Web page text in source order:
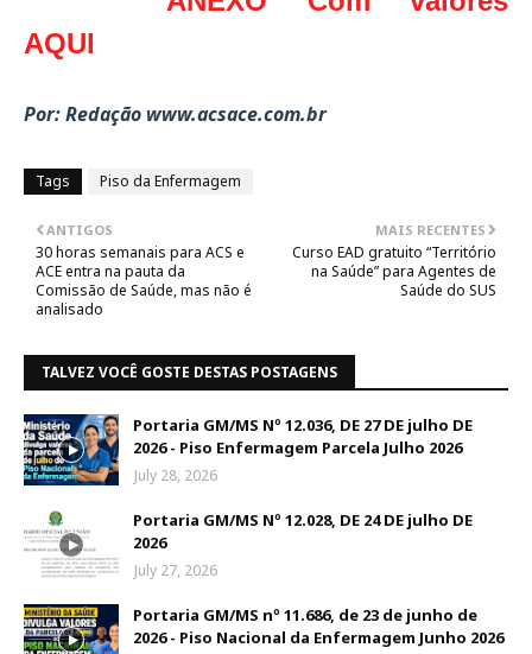
AQUI
Por: Redação www.acsace.com.br
Tags Piso da Enfermagem
MAIS RECENTES
Curso EAD gratuito “Território
na Saúde” para Agentes de
Saúde do SUS
ANTIGOS
30 horas semanais para ACS e
ACE entra na pauta da
Comissão de Saúde, mas não é
analisado
TALVEZ VOCÊ GOSTE DESTAS POSTAGENS
Portaria GM/MS Nº 12.036, DE 27 DE julho DE
2026 - Piso Enfermagem Parcela Julho 2026
July 28, 2026
Portaria GM/MS Nº 12.028, DE 24 DE julho DE
2026
July 27, 2026
Portaria GM/MS nº 11.686, de 23 de junho de
2026 - Piso Nacional da Enfermagem Junho 2026